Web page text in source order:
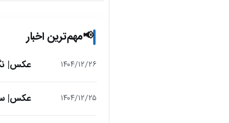
📢مهم‌ترین اخبار
۱۴۰۴/۱۲/۲۶ عکس|
۱۴۰۴/۱۲/۲۵ عکس| سپیده خداوردی